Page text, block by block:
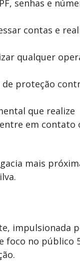
senhas e
contas e
qualquer
proteção
que realize
em contato
mais
impulsionada
foco no público